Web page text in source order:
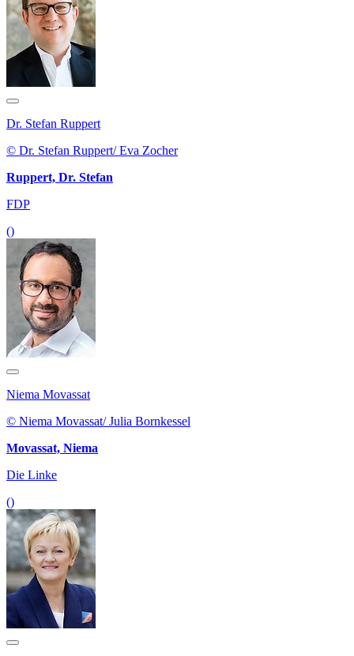
Dr. Stefan Ruppert
© Dr. Stefan Ruppert/ Eva Zocher
Ruppert, Dr. Stefan
FDP
()
Niema Movassat
© Niema Movassat/ Julia Bornkessel
Movassat, Niema
Die Linke
()